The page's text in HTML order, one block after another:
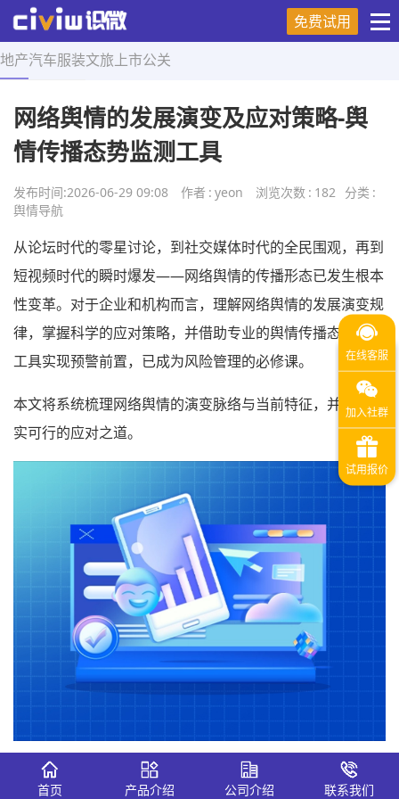
免费试用
地产汽车服装文旅 上市公关
首页 > 舆情导航 > 正文
网络舆情的发展演变及应对策略-舆
情传播态势监测工具
发布时间:2026-06-29 09:08 作者 : yeon 浏览次数 : 182 分类 :
舆情导航
从论坛时代的零星讨论，到社交媒体时代的全民围观，再到
短视频时代的瞬时爆发——网络舆情的传播形态已发生根本
性变革。对于企业和机构而言，理解网络舆情的发展演变规
律，掌握科学的应对策略，并借助专业的舆情传播态势监测
工具实现预警前置，已成为风险管理的必修课。
本文将系统梳理网络舆情的演变脉络与当前特征，并提出切
实可行的应对之道。
舆情传播态势监测工具官网入口👈
首页 产品介绍 公司介绍 联系我们